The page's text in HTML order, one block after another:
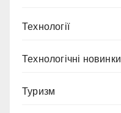
Технології
Технологічні новинки
Туризм